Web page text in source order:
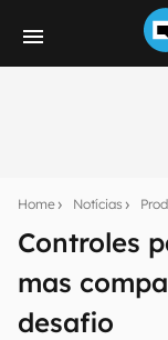
Home Notícias
Controles
mas
desafio
notícias e
mão.
E-mail